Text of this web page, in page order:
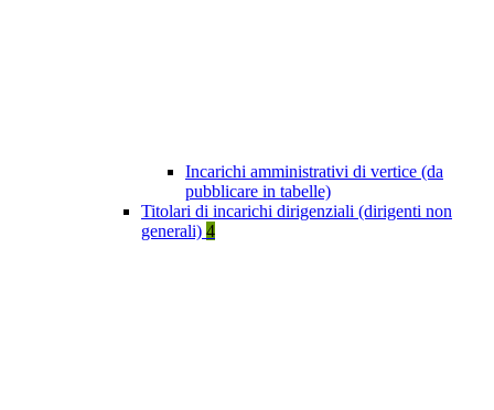
Incarichi amministrativi di vertice (da
pubblicare in tabelle)
Titolari di incarichi dirigenziali (dirigenti non
generali) 4